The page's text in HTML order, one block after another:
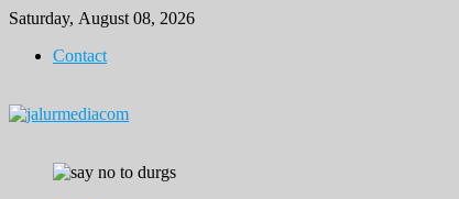
Skip
content
Saturday, August 08, 2026
Contact